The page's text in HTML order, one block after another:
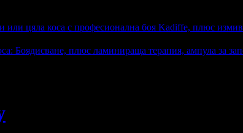
или цяла коса с професионална боя Kadiffe, плюс
Боядисване, плюс ламинираща терапия, ампула за